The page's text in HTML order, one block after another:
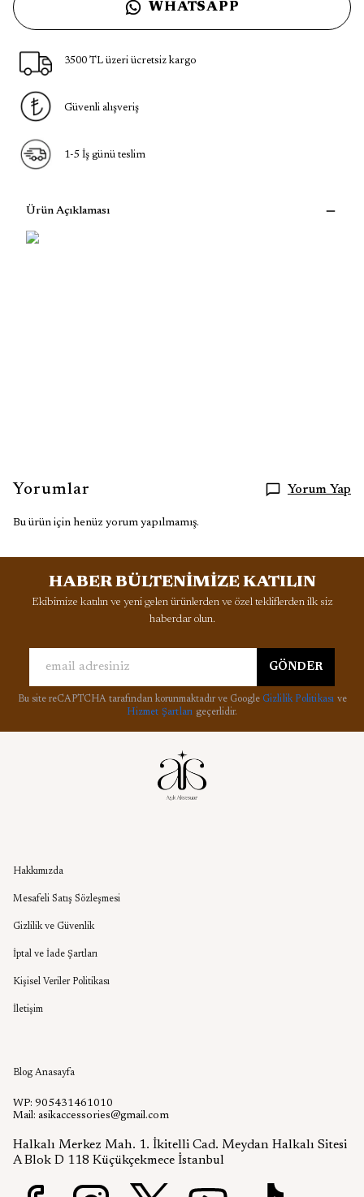
WHATSAPP
3500 TL üzeri ücretsiz kargo
Güvenli alışveriş
1-5 İş günü teslim
Ürün Açıklaması
Yorumlar Yorum Yap
Bu ürün için henüz yorum yapılmamış.
HABER BÜLTENİMİZE KATILIN
Ekibimize katılın ve yeni gelen ürünlerden ve özel tekliflerden ilk siz
haberdar olun.
GÖNDER
Bu site reCAPTCHA tarafından korunmaktadır ve Google Gizlilik Politikası ve
Hizmet Şartları geçerlidir.
Hakkımızda
Mesafeli Satış Sözleşmesi
Gizlilik ve Güvenlik
İptal ve İade Şartları
Kişisel Veriler Politikası
İletişim
Blog Anasayfa
WP: 905431461010
Mail: asikaccessories@gmail.com
Halkalı Merkez Mah. 1. İkitelli Cad. Meydan Halkalı Sitesi
A Blok D 118 Küçükçekmece İstanbul